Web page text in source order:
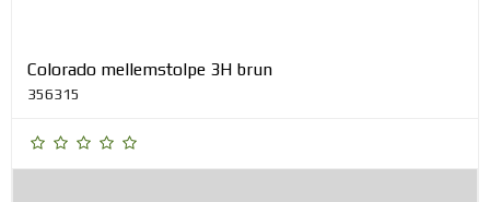
Colorado mellemstolpe 3H brun
356315